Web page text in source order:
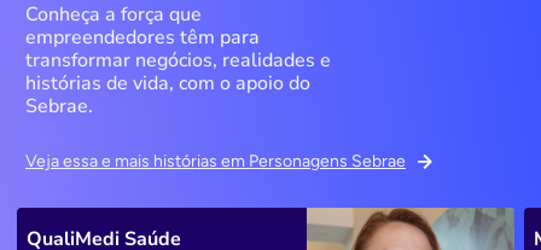
Conheça a força que
empreendedores têm para
transformar negócios, realidades e
histórias de vida, com o apoio do
Sebrae.
Veja essa e mais histórias em Personagens Sebrae
QualiMedi Saúde